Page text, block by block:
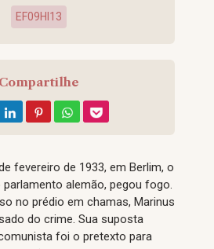
EF09HI13
Compartilhe
fevereiro de 1933, em Berlim, o
parlamento alemão, pegou fogo.
no prédio em chamas, Marinus
do crime. Sua suposta
foi o pretexto para